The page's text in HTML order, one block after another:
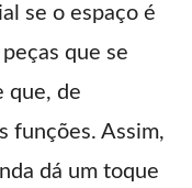
se o espaço é
que se
que, de
funções. Assim,
dá um toque